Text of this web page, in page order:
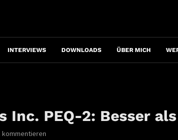
INTERVIEWS DOWNLOADS ÜBER MICH
Inc. PEQ-2: Besser
kommentieren